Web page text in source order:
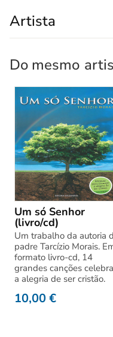
Artista
Do mesmo
Um só Senhor
(livro/cd)
Um trabalho da autoria
padre Tarcízio Morais.
formato livro-cd, 14
grandes canções
a alegria de ser cristão.
10,00€